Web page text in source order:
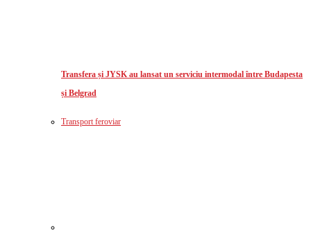
Transfera și JYSK au lansat un serviciu intermodal între Budapesta
și Belgrad
Transport feroviar